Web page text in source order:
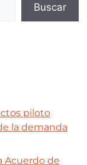
Buscar
piloto
la demanda
Acuerdo de